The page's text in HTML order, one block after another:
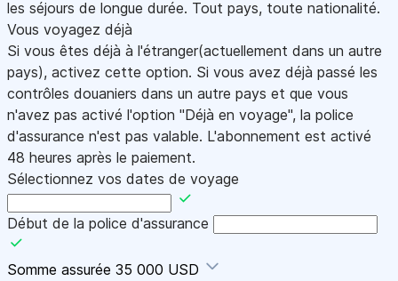
les séjours de longue durée. Tout pays, toute nationalité.
Vous voyagez déjà
Si vous êtes déjà à l'étranger(actuellement dans un autre
pays), activez cette option. Si vous avez déjà passé les
contrôles douaniers dans un autre pays et que vous
n'avez pas activé l'option "Déjà en voyage", la police
d'assurance n'est pas valable. L'abonnement est activé
48 heures après le paiement.
Sélectionnez vos dates de voyage
Début de la police d'assurance
Somme assurée 35 000 USD